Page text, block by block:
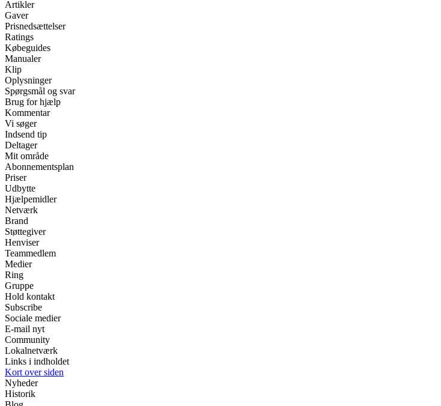
Artikler
Gaver
Prisnedsættelser
Ratings
Købeguides
Manualer
Klip
Oplysninger
Spørgsmål og svar
Brug for hjælp
Kommentar
Vi søger
Indsend tip
Deltager
Mit område
Abonnementsplan
Priser
Udbytte
Hjælpemidler
Netværk
Brand
Støttegiver
Henviser
Teammedlem
Medier
Ring
Gruppe
Hold kontakt
Subscribe
Sociale medier
E-mail nyt
Community
Lokalnetværk
Links i indholdet
Kort over siden
Nyheder
Historik